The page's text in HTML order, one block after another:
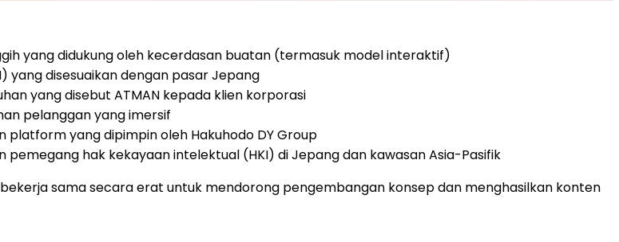
yang didukung oleh kecerdasan buatan (termasuk model interaktif)
yang disesuaikan dengan pasar Jepang
yang disebut ATMAN kepada klien korporasi
pelanggan yang imersif
platform yang dipimpin oleh Hakuhodo DY Group
hak kekayaan intelektual (HKI) di Jepang dan kawasan Asia-Pasifik
sama secara erat untuk mendorong pengembangan konsep dan menghasilkan konten